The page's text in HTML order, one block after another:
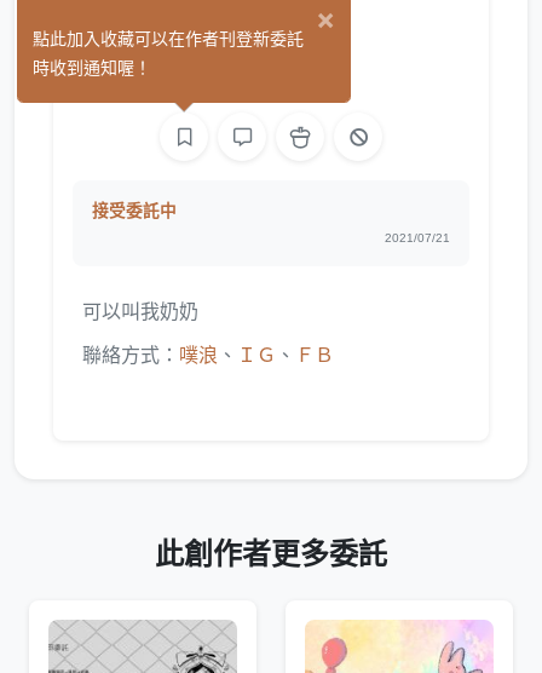
ㄋㄋ (0)
接受委託中
2021/07/21
可以叫我奶奶
聯絡方式： 噗浪 、 ＩＧ 、 ＦＢ
此創作者更多委託
×
點此加入收藏可以在作者刊登新委託
時收到通知喔！